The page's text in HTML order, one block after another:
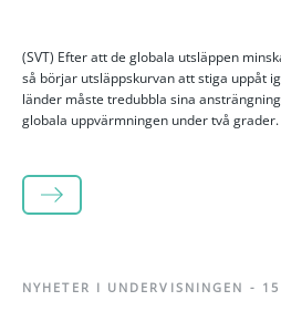
(SVT) Efter att de globala utsläppen
så börjar utsläppskurvan att stiga uppåt
länder måste tredubbla sina
globala uppvärmningen under två
LÄS MER
NYHETER I UNDERVISNINGEN -